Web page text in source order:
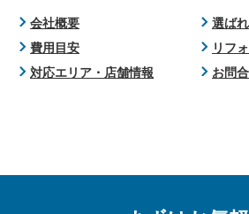
会社概要
選ば
費用目安
リフ
対応エリア・店舗情報
お問